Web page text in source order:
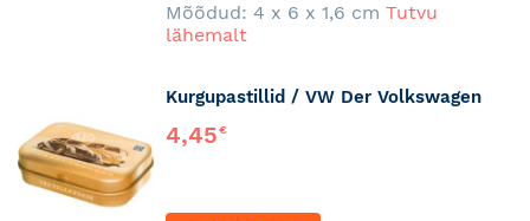
Mõõdud: 4 x 6 x 1,6 cm Tutvu
lähemalt
Kurgupastillid / VW Der Volkswagen
4,45€